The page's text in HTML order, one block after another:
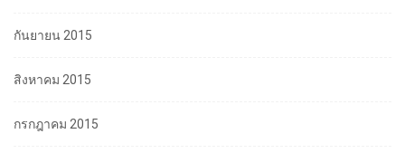
กันยายน 2015
สิงหาคม 2015
กรกฎาคม 2015